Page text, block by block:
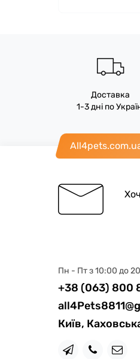
Доставка
1-3 дні по
Пн - Пт з 10:00 до
+38 (063) 800
Київ,